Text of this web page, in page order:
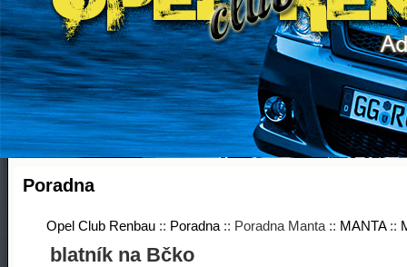
Poradna
Opel Club Renbau :: Poradna :: Poradna Manta :: MANTA::
blatník na Bčko